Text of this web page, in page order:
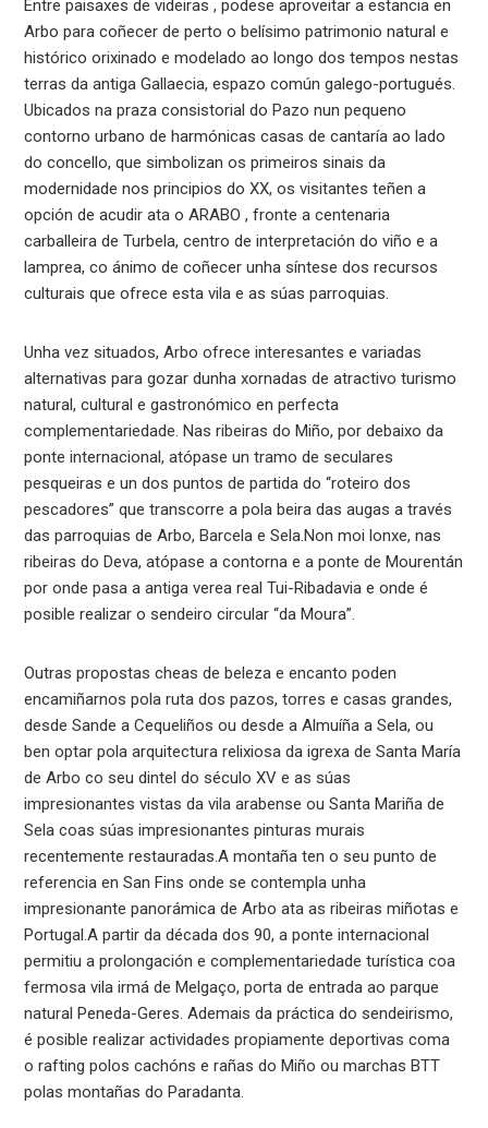
Entre paisaxes de videiras , podese aproveitar a estancia en
Arbo para coñecer de perto o belísimo patrimonio natural e
histórico orixinado e modelado ao longo dos tempos nestas
terras da antiga Gallaecia, espazo común galego-portugués.
Ubicados na praza consistorial do Pazo nun pequeno
contorno urbano de harmónicas casas de cantaría ao lado
do concello, que simbolizan os primeiros sinais da
modernidade nos principios do XX, os visitantes teñen a
opción de acudir ata o ARABO , fronte a centenaria
carballeira de Turbela, centro de interpretación do viño e a
lamprea, co ánimo de coñecer unha síntese dos recursos
culturais que ofrece esta vila e as súas parroquias.
Unha vez situados, Arbo ofrece interesantes e variadas
alternativas para gozar dunha xornadas de atractivo turismo
natural, cultural e gastronómico en perfecta
complementariedade. Nas ribeiras do Miño, por debaixo da
ponte internacional, atópase un tramo de seculares
pesqueiras e un dos puntos de partida do “roteiro dos
pescadores” que transcorre a pola beira das augas a través
das parroquias de Arbo, Barcela e Sela.Non moi lonxe, nas
ribeiras do Deva, atópase a contorna e a ponte de Mourentán
por onde pasa a antiga verea real Tui-Ribadavia e onde é
posible realizar o sendeiro circular “da Moura”.
Outras propostas cheas de beleza e encanto poden
encamiñarnos pola ruta dos pazos, torres e casas grandes,
desde Sande a Cequeliños ou desde a Almuíña a Sela, ou
ben optar pola arquitectura relixiosa da igrexa de Santa María
de Arbo co seu dintel do século XV e as súas
impresionantes vistas da vila arabense ou Santa Mariña de
Sela coas súas impresionantes pinturas murais
recentemente restauradas.A montaña ten o seu punto de
referencia en San Fins onde se contempla unha
impresionante panorámica de Arbo ata as ribeiras miñotas e
Portugal.A partir da década dos 90, a ponte internacional
permitiu a prolongación e complementariedade turística coa
fermosa vila irmá de Melgaço, porta de entrada ao parque
natural Peneda-Geres. Ademais da práctica do sendeirismo,
é posible realizar actividades propiamente deportivas coma
o rafting polos cachóns e rañas do Miño ou marchas BTT
polas montañas do Paradanta.